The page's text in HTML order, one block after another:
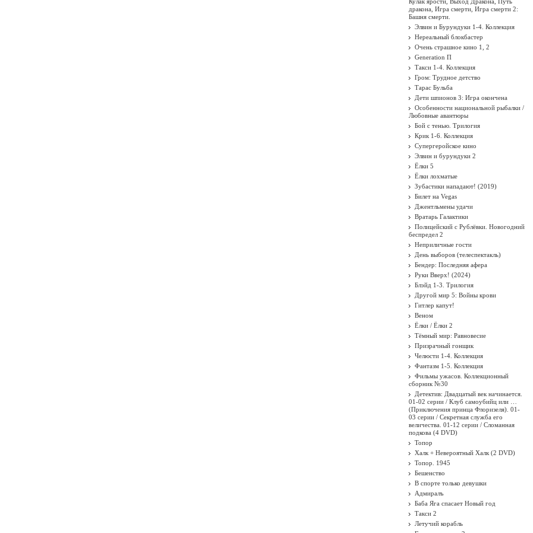
дракона, Игра смерти, Игра смерти 2:
Башня смерти.
Элвин и Бурундуки 1-4. Коллекция
Нереальный блокбастер
Очень страшное кино 1, 2
Generation П
Такси 1-4. Коллекция
Гром: Трудное детство
Тарас Бульба
Дети шпионов 3: Игра окончена
Особенности национальной рыбалки /
Любовные авантюры
Бой с тенью. Трилогия
Крик 1-6. Коллекция
Супергеройское кино
Элвин и бурундуки 2
Ёлки 5
Ёлки лохматые
Зубастики нападают! (2019)
Билет на Vegas
Джентльмены удачи
Вратарь Галактики
Полицейский с Рублёвки. Новогодний
беспредел 2
Неприличные гости
День выборов (телеспектакль)
Бендер: Последняя афера
Руки Вверх! (2024)
Блэйд 1-3. Трилогия
Другой мир 5: Войны крови
Гитлер капут!
Веном
Ёлки / Ёлки 2
Тёмный мир: Равновесие
Призрачный гонщик
Челюсти 1-4. Коллекция
Фантазм 1-5. Коллекция
Фильмы ужасов. Коллекционный
сборник №30
Детектив: Двадцатый век начинается.
01-02 серии / Клуб самоубийц или …
(Приключения принца Флоризеля). 01-
03 серии / Секретная служба его
величества. 01-12 серии / Сломанная
подкова (4 DVD)
Топор
Халк + Невероятный Халк (2 DVD)
Топор. 1945
Бешенство
В спорте только девушки
Адмиралъ
Баба Яга спасает Новый год
Такси 2
Летучий корабль